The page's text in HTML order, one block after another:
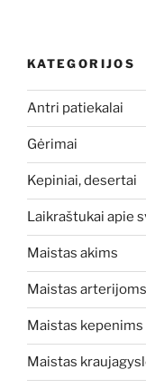
KATEGORIJOS
Antri patiekalai
Gėrimai
Kepiniai, desertai
Laikraštukai apie
Maistas akims
Maistas arterijoms
Maistas kepenims
Maistas